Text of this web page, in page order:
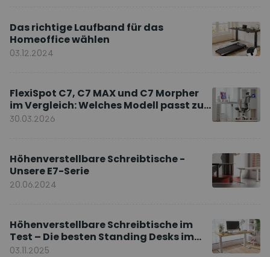
Das richtige Laufband für das
Homeoffice wählen
03.12.2024
FlexiSpot C7, C7 MAX und C7 Morpher
im Vergleich: Welches Modell passt zu
Ihnen?
30.03.2026
Höhenverstellbare Schreibtische -
Unsere E7-Serie
20.06.2024
Höhenverstellbare Schreibtische im
Test – Die besten Standing Desks im
Vergleich
03.11.2025